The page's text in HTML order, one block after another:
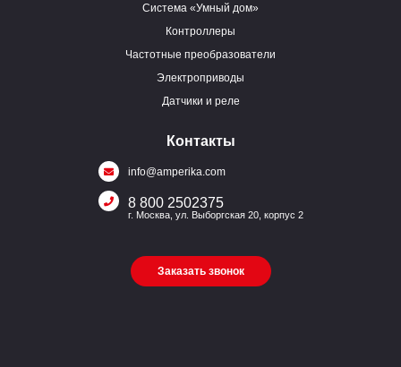
Система «Умный дом»
Контроллеры
Частотные преобразователи
Электроприводы
Датчики и реле
Контакты
info@amperika.com
8 800 2502375
г. Москва, ул. Выборгская 20, корпус 2
Заказать звонок